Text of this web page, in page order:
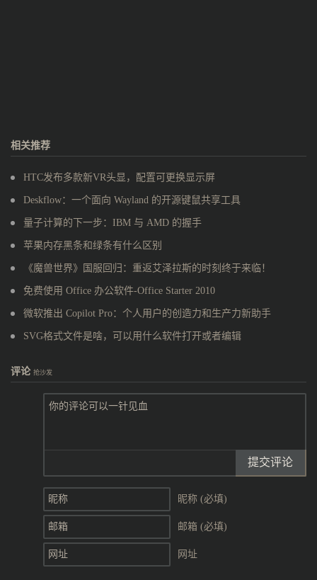
相关推荐
HTC发布多款新VR头显，配置可更换显示屏
Deskflow：一个面向 Wayland 的开源键鼠共享工具
量子计算的下一步：IBM 与 AMD 的握手
苹果内存黑条和绿条有什么区别
《魔兽世界》国服回归：重返艾泽拉斯的时刻终于来临！
免费使用 Office 办公软件-Office Starter 2010
微软推出 Copilot Pro：个人用户的创造力和生产力新助手
SVG格式文件是啥，可以用什么软件打开或者编辑
评论 抢沙发
提交评论
昵称 (必填)
邮箱 (必填)
网址